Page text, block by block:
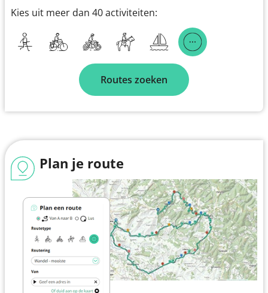
Kies uit meer dan 40 activiteiten:
Routes zoeken
Plan je route